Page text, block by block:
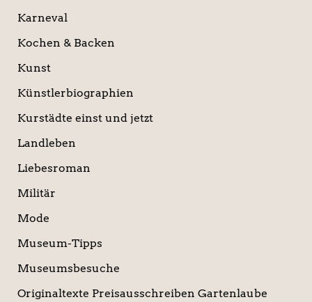
Karneval
Kochen & Backen
Kunst
Künstlerbiographien
Kurstädte einst und jetzt
Landleben
Liebesroman
Militär
Mode
Museum-Tipps
Museumsbesuche
Originaltexte Preisausschreiben Gartenlaube